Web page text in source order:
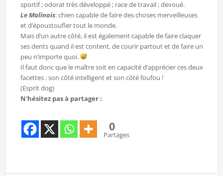
sportif ; odorat très développé ; race de travail ; devoué.
Le Malinois: chien capable de faire des choses merveilleuses
et d’époustoufler tout le monde.
Mais d’un autre côté, il est également capable de faire claquer
ses dents quand il est content, de courir partout et de faire un
peu n’importe quoi.
Il faut donc que le maître soit en capacité d’apprécier ces deux
facettes : son côté intelligent et son côté foufou !
(Esprit dog)
N'hésitez pas à partager :
0
Partages